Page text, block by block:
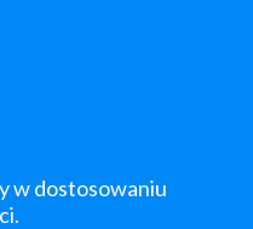
w dostosowaniu